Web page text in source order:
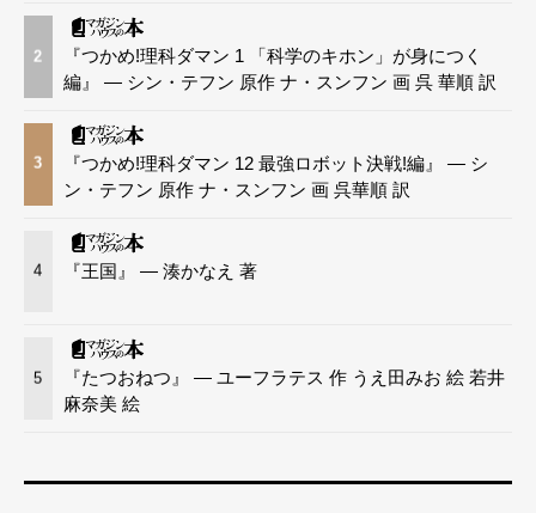
2
『つかめ!理科ダマン 1 「科学のキホン」が身につく
編』 — シン・テフン 原作 ナ・スンフン 画 呉 華順 訳
3
『つかめ!理科ダマン 12 最強ロボット決戦!編』 — シ
ン・テフン 原作 ナ・スンフン 画 呉華順 訳
4 『王国』 — 湊かなえ 著
5
『たつおねつ』 — ユーフラテス 作 うえ田みお 絵 若井
麻奈美 絵